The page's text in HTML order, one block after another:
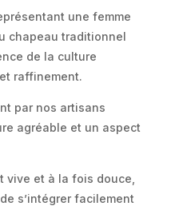
une femme
chapeau traditionnel
de la culture
raffinement.
par nos artisans
agréable et un aspect
vive et à la fois douce,
s’intégrer facilement